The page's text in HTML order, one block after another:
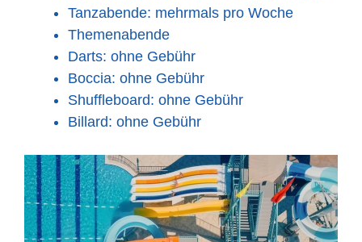
Tanzabende: mehrmals pro Woche
Themenabende
Darts: ohne Gebühr
Boccia: ohne Gebühr
Shuffleboard: ohne Gebühr
Billard: ohne Gebühr